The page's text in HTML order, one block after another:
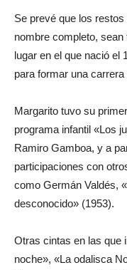
Se prevé que los
nombre completo,
lugar en el que nació el
para formar una
Margarito tuvo su
programa infantil «Los
Ramiro Gamboa, y a
participaciones con
como Germán Valdés,
desconocido» (1953).
Otras cintas en las que
noche», «La odalisca